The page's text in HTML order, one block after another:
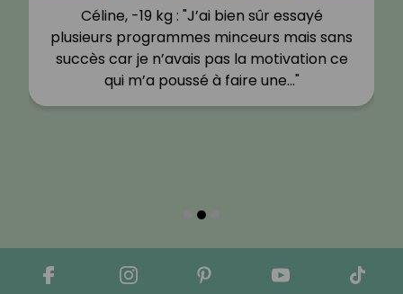
Céline, -19 kg : "J’ai bien sûr essayé
plusieurs programmes minceurs mais sans
succès car je n’avais pas la motivation ce
qui m’a poussé à faire une…"